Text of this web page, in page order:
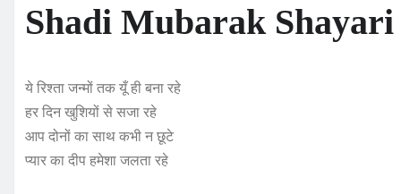
Shadi Mubarak Shayari
ये रिश्ता जन्मों तक यूँ ही बना रहे
हर दिन खुशियों से सजा रहे
आप दोनों का साथ कभी न छूटे
प्यार का दीप हमेशा जलता रहे